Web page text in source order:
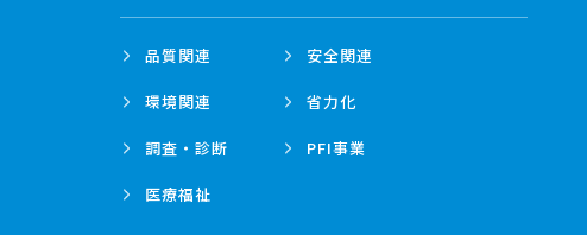
品質関連 安全関連
環境関連 省力化
調査・診断 PFI事業
医療福祉